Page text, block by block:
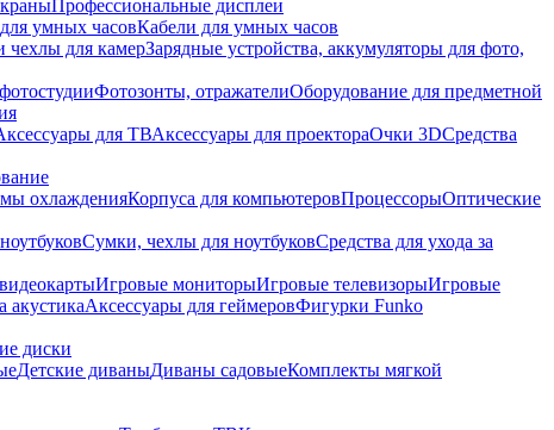
Профессиональные дисплеи
умных часовКабели для умных часов
чехлы для камерЗарядные устройства, аккумуляторы для фото,
Фотозонты, отражателиОборудование для предметной
для ТВАксессуары для проектораОчки 3DСредства
охлажденияКорпуса для компьютеровПроцессорыОптические
Сумки, чехлы для ноутбуковСредства для ухода за
Игровые мониторыИгровые телевизорыИгровые
акустикаАксессуары для геймеровФигурки Funko
диски
Детские диваныДиваны садовыеКомплекты мягкой